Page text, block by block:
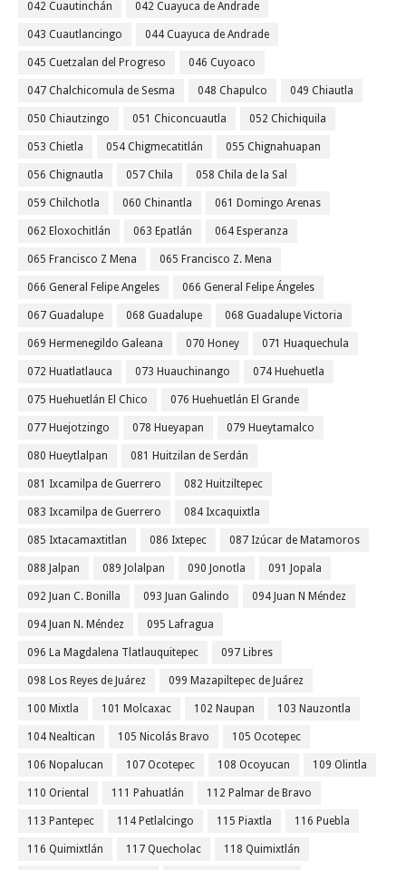
042 Cuautinchán 042 Cuayuca de Andrade
043 Cuautlancingo 044 Cuayuca de Andrade
045 Cuetzalan del Progreso 046 Cuyoaco
047 Chalchicomula de Sesma 048 Chapulco 049 Chiautla
050 Chiautzingo 051 Chiconcuautla 052 Chichiquila
053 Chietla 054 Chigmecatitlán 055 Chignahuapan
056 Chignautla 057 Chila 058 Chila de la Sal
059 Chilchotla 060 Chinantla 061 Domingo Arenas
062 Eloxochitlán 063 Epatlán 064 Esperanza
065 Francisco Z Mena 065 Francisco Z. Mena
066 General Felipe Angeles 066 General Felipe Ángeles
067 Guadalupe 068 Guadalupe 068 Guadalupe Victoria
069 Hermenegildo Galeana 070 Honey 071 Huaquechula
072 Huatlatlauca 073 Huauchinango 074 Huehuetla
075 Huehuetlán El Chico 076 Huehuetlán El Grande
077 Huejotzingo 078 Hueyapan 079 Hueytamalco
080 Hueytlalpan 081 Huitzilan de Serdán
081 Ixcamilpa de Guerrero 082 Huitziltepec
083 Ixcamilpa de Guerrero 084 Ixcaquixtla
085 Ixtacamaxtitlan 086 Ixtepec 087 Izúcar de Matamoros
088 Jalpan 089 Jolalpan 090 Jonotla 091 Jopala
092 Juan C. Bonilla 093 Juan Galindo 094 Juan N Méndez
094 Juan N. Méndez 095 Lafragua
096 La Magdalena Tlatlauquitepec 097 Libres
098 Los Reyes de Juárez 099 Mazapiltepec de Juárez
100 Mixtla 101 Molcaxac 102 Naupan 103 Nauzontla
104 Nealtican 105 Nicolás Bravo 105 Ocotepec
106 Nopalucan 107 Ocotepec 108 Ocoyucan 109 Olintla
110 Oriental 111 Pahuatlán 112 Palmar de Bravo
113 Pantepec 114 Petlalcingo 115 Piaxtla 116 Puebla
116 Quimixtlán 117 Quecholac 118 Quimixtlán